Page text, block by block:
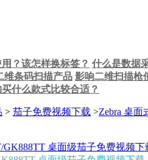
？该怎样换标签？ 什么是数据
维条码扫描产品 影响二维扫描枪
什么款式比较合适？
> 茄子免费视频下载 >Zebra 桌面